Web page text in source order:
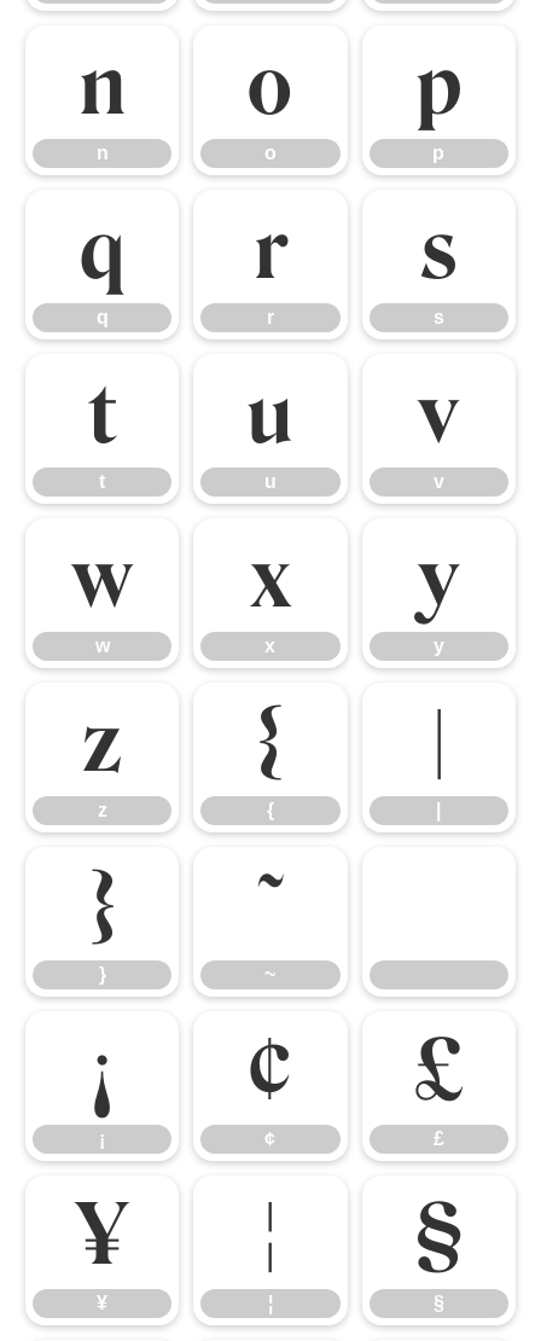
n
n
o
o
p
p
q
q
r
r
s
s
t
t
u
u
v
v
w
w
x
x
y
y
z
z
{
{
|
}
}
~
~
¡
¡
¢
¢
£
£
¥
¥
¦
¦
§
§